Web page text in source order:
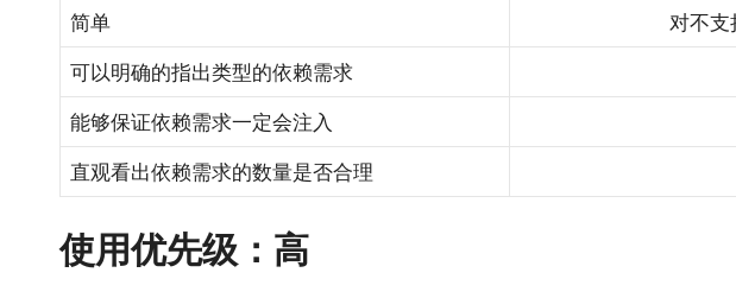
简单
对不支
可以明确的指出类型的依赖需求
能够保证依赖需求一定会注入
直观看出依赖需求的数量是否合理
使用优先级：高